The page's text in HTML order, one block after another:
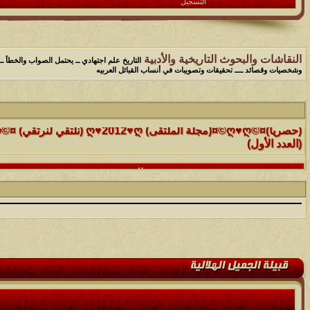
النقاشات والبحوث التاريخية والأدبية التاريخ علم اجتهادي ــ يحتمل الصواب
وشخصيات وقصائد ــــ تحقيقات وتصويبات في أنساب القبائل العربيه
(العدد الأول)
الموضوع
موقع رائع جداً للقران الكريم مع تفسيره فقط بمجرد ماتضع
الموضوع
الموضوع
إثـبت وجـودك , لآتقرأ وترحل ,شآرك بـ رد أو موضوع !!